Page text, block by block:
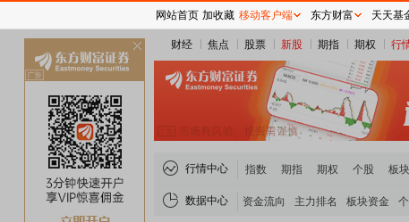
财经 焦点 股票 新股 期指 期权 行
行情中心 指数 期指 期权 个股 板块
数据中心 资金流向 主力排名 板块资金
网站首页 加收藏 移动客户端 东方财富 天天基
关